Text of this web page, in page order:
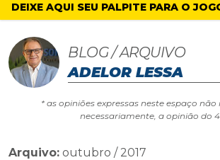
DEIXE AQUI SEU PALPITE PARA O
BLOG / ARQUIVO
ADELOR LESSA
* as opiniões expressas neste espaço
necessariamente, a opinião do
Arquivo: outubro / 2017